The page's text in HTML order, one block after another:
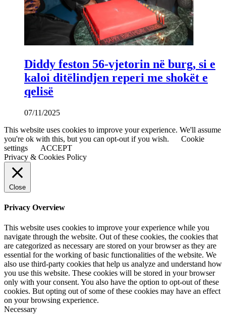
Diddy feston 56-vjetorin në burg, si e
kaloi ditëlindjen reperi me shokët e
qelisë
07/11/2025
This website uses cookies to improve your experience. We'll assume
you're ok with this, but you can opt-out if you wish.
Cookie
settings
ACCEPT
Privacy & Cookies Policy
Close
Privacy Overview
This website uses cookies to improve your experience while you
navigate through the website. Out of these cookies, the cookies that
are categorized as necessary are stored on your browser as they are
essential for the working of basic functionalities of the website. We
also use third-party cookies that help us analyze and understand how
you use this website. These cookies will be stored in your browser
only with your consent. You also have the option to opt-out of these
cookies. But opting out of some of these cookies may have an effect
on your browsing experience.
Necessary